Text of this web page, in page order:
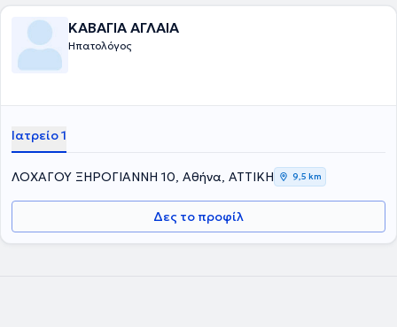
Εταιρίας Μελέτης Ήπατος και της Ελληνικής Ομάδας Μελέτης των
Ιδιοπαθών Φλεγμονωδών Νοσημάτων του Εντέρου. Στο ιατρείο της
διαχειρίζεται περιστατικά όπως : γαστροοισοφαγική παλινδρόμηση
, διερεύνηση αναιμίας, κοιλιακό άλγος, σύνδρομο ευερέθιστου
εντέρου, έλεγχος για ελικοβακτηρίδιο του πυλωρού, λιπώδης
αιμορροΐδες και άλλα. Ταυτόχρονα, προγραμματίζει άμεσα μαζί με
ΚΑΒΑΓΙΑ ΑΓΛΑΙΑ
Ηπατολόγος
Ιατρείο 1
ΛΟΧΑΓΟΥ ΞΗΡΟΓΙΑΝΝΗ 10, Αθήνα, ΑΤΤΙΚΗ 9,5 km
Δες το προφίλ